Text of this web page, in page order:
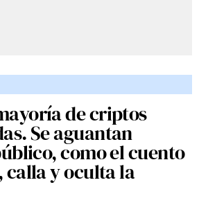
de criptos
Se aguantan
como el cuento
calla y oculta la